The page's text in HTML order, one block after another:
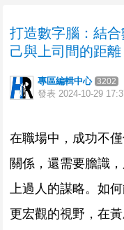
打造數字腦：結
己與上司間的距離
專區編輯中心 3202
發表 2024-10-29
在職場中，成功不
關係，還需要膽識
上過人的謀略。如
更宏觀的視野，在